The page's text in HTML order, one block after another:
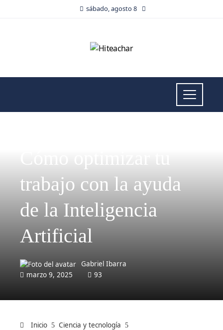
sábado, agosto 8
trabajo con la ayuda
de la Inteligencia
Artificial
Gabriel Ibarra
marzo 9, 2025
93
Inicio
Ciencia y tecnología